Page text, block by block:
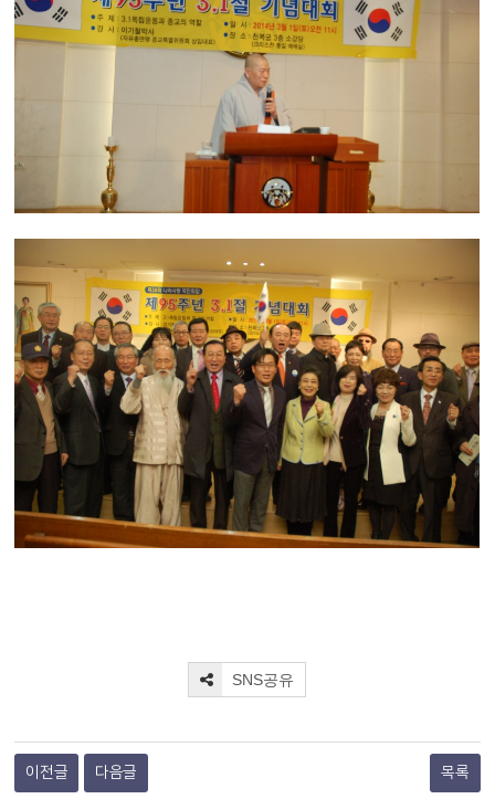
SNS공유
이전글 다음글 목록